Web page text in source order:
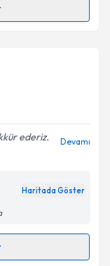
takvimi
almanız
ile
belirtilen
ederiz.
Devamı
Haritada Göster